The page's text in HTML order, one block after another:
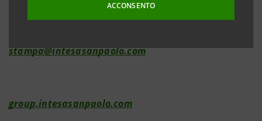
ACCONSENTO
stampa@intesasanpaolo.com
group.intesasanpaolo.com